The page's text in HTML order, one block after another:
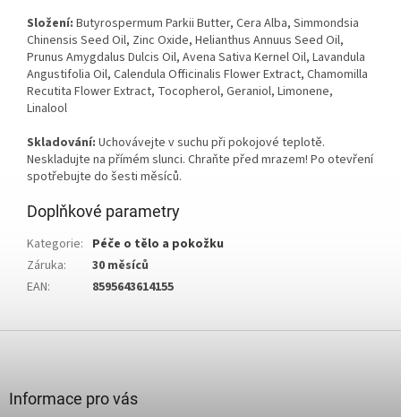
Složení: Butyrospermum Parkii Butter, Cera Alba, Simmondsia
Chinensis Seed Oil, Zinc Oxide, Helianthus Annuus Seed Oil,
Prunus Amygdalus Dulcis Oil, Avena Sativa Kernel Oil, Lavandula
Angustifolia Oil, Calendula Officinalis Flower Extract, Chamomilla
Recutita Flower Extract, Tocopherol, Geraniol, Limonene,
Linalool
Skladování: Uchovávejte v suchu při pokojové teplotě.
Neskladujte na přímém slunci. Chraňte před mrazem! Po otevření
spotřebujte do šesti měsíců.
Doplňkové parametry
Kategorie: Péče o tělo a pokožku
Záruka:
30 měsíců
EAN: 8595643614155
Informace pro vás